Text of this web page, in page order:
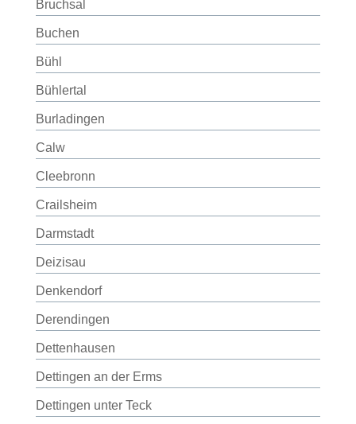
Bruchsal
Buchen
Bühl
Bühlertal
Burladingen
Calw
Cleebronn
Crailsheim
Darmstadt
Deizisau
Denkendorf
Derendingen
Dettenhausen
Dettingen an der Erms
Dettingen unter Teck